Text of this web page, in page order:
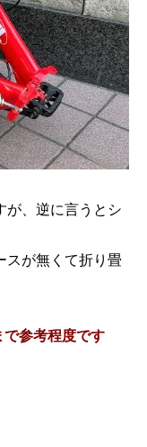
が、逆に言うとシ
スが無くて折り畳
参考程度です